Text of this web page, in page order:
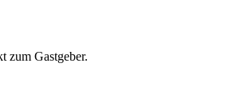
zum Gastgeber.